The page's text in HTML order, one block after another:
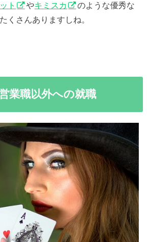
ト やキミスカ
のような優秀な
くさんありますしね。
業職以外への就職